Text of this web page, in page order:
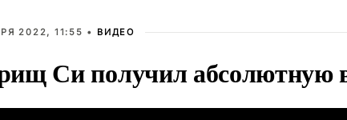
2022, 11:55 • ВИДЕО
Си получил абсолютную